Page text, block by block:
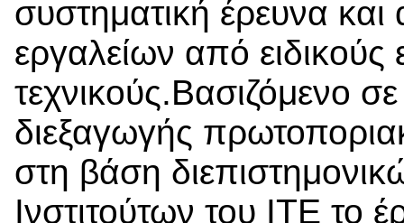
συστηματική έρευνα
εργαλείων από ειδικούς
τεχνικούς.Βασιζόμενο
διεξαγωγής
στη βάση
Ινστιτούτων του ΙΤΕ το